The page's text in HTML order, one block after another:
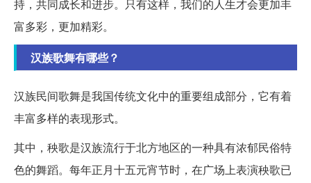
持，共同成长和进步。只有这样，我们的人生才会更加丰
富多彩，更加精彩。
汉族歌舞有哪些？
汉族民间歌舞是我国传统文化中的重要组成部分，它有着
丰富多样的表现形式。
其中，秧歌是汉族流行于北方地区的一种具有浓郁民俗特
色的舞蹈。每年正月十五元宵节时，在广场上表演秧歌已